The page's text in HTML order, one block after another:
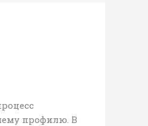
профилю. В